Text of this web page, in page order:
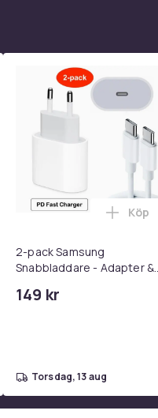
bucklor, kan ha några
finnas några märken
komponenter.
grad används för
noggrant och
kraftfull och
Adapter + Kabel 25W
17 / 16 / 15
2-pack Samsung
Snabbladdare - Adapter &
149 kr
Köp
torsdag, 13 aug